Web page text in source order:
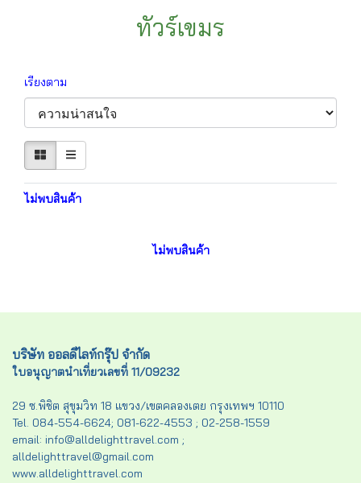
ทัวร์เขมร
เรียงตาม
ไม่พบสินค้า
ไม่พบสินค้า
บริษัท ออลดีไลท์กรุ๊ป จำกัด
ใบอนุญาตนำเที่ยวเลขที่ 11/09232
29 ซ.พิชิต สุขุมวิท 18 แขวง/เขตคลองเตย กรุงเทพฯ 10110
Tel. 084-554-6624; 081-622-4553 ; 02-258-1559
email: info@alldelighttravel.com ;
alldelighttravel@gmail.com
www.alldelighttravel.com